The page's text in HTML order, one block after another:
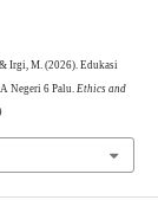
Irgi, M. (2026). Edukasi
Negeri 6 Palu. Ethics and